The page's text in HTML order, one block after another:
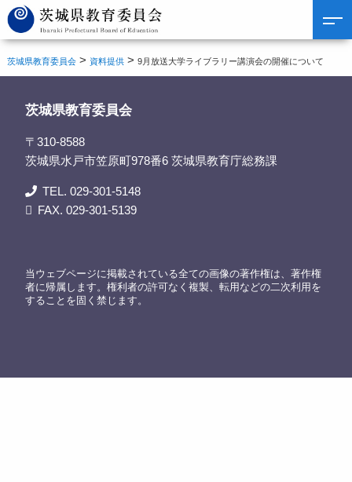
茨城県教育委員会 > 資料提供 >9月放送大学ライブラリー講演会の開催について
茨城県教育委員会
〒310-8588
茨城県水戸市笠原町978番6 茨城県教育庁総務課
TEL. 029-301-5148
FAX. 029-301-5139
当ウェブページに掲載されている全ての画像の著作権は、著作権
者に帰属します。権利者の許可なく複製、転用などの二次利用を
することを固く禁じます。